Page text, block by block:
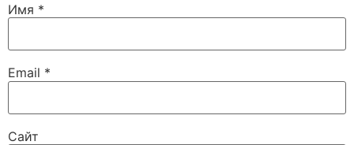
Имя *
Email *
Сайт